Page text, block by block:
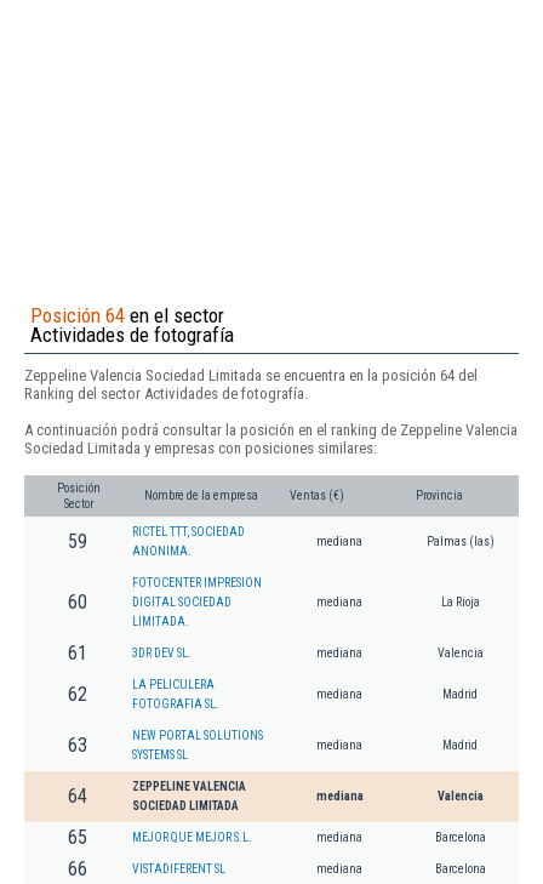
Posición 64 en el sector
Actividades de fotografía
Zeppeline Valencia Sociedad Limitada se encuentra en la posición 64 del
Ranking del sector Actividades de fotografía.
A continuación podrá consultar la posición en el ranking de Zeppeline Valencia
Sociedad Limitada y empresas con posiciones similares:
Posición
Sector
Nombre de la empresa Ventas (€) Provincia
59
RICTEL TTT, SOCIEDAD
ANONIMA.
mediana Palmas (las)
60
FOTOCENTER IMPRESION
DIGITAL SOCIEDAD
LIMITADA.
mediana La Rioja
61 3DR DEV SL. mediana Valencia
62
LA PELICULERA
FOTOGRAFIA SL.
mediana Madrid
63
NEW PORTAL SOLUTIONS
SYSTEMS SL
mediana Madrid
64
ZEPPELINE VALENCIA
SOCIEDAD LIMITADA
mediana Valencia
65 MEJOR QUE MEJOR S.L. mediana Barcelona
66 VISTADIFERENT SL mediana Barcelona